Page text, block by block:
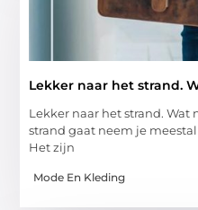
Lekker naar het strand.
Lekker naar het strand. Wat
strand gaat neem je
Het zijn
Mode En Kleding